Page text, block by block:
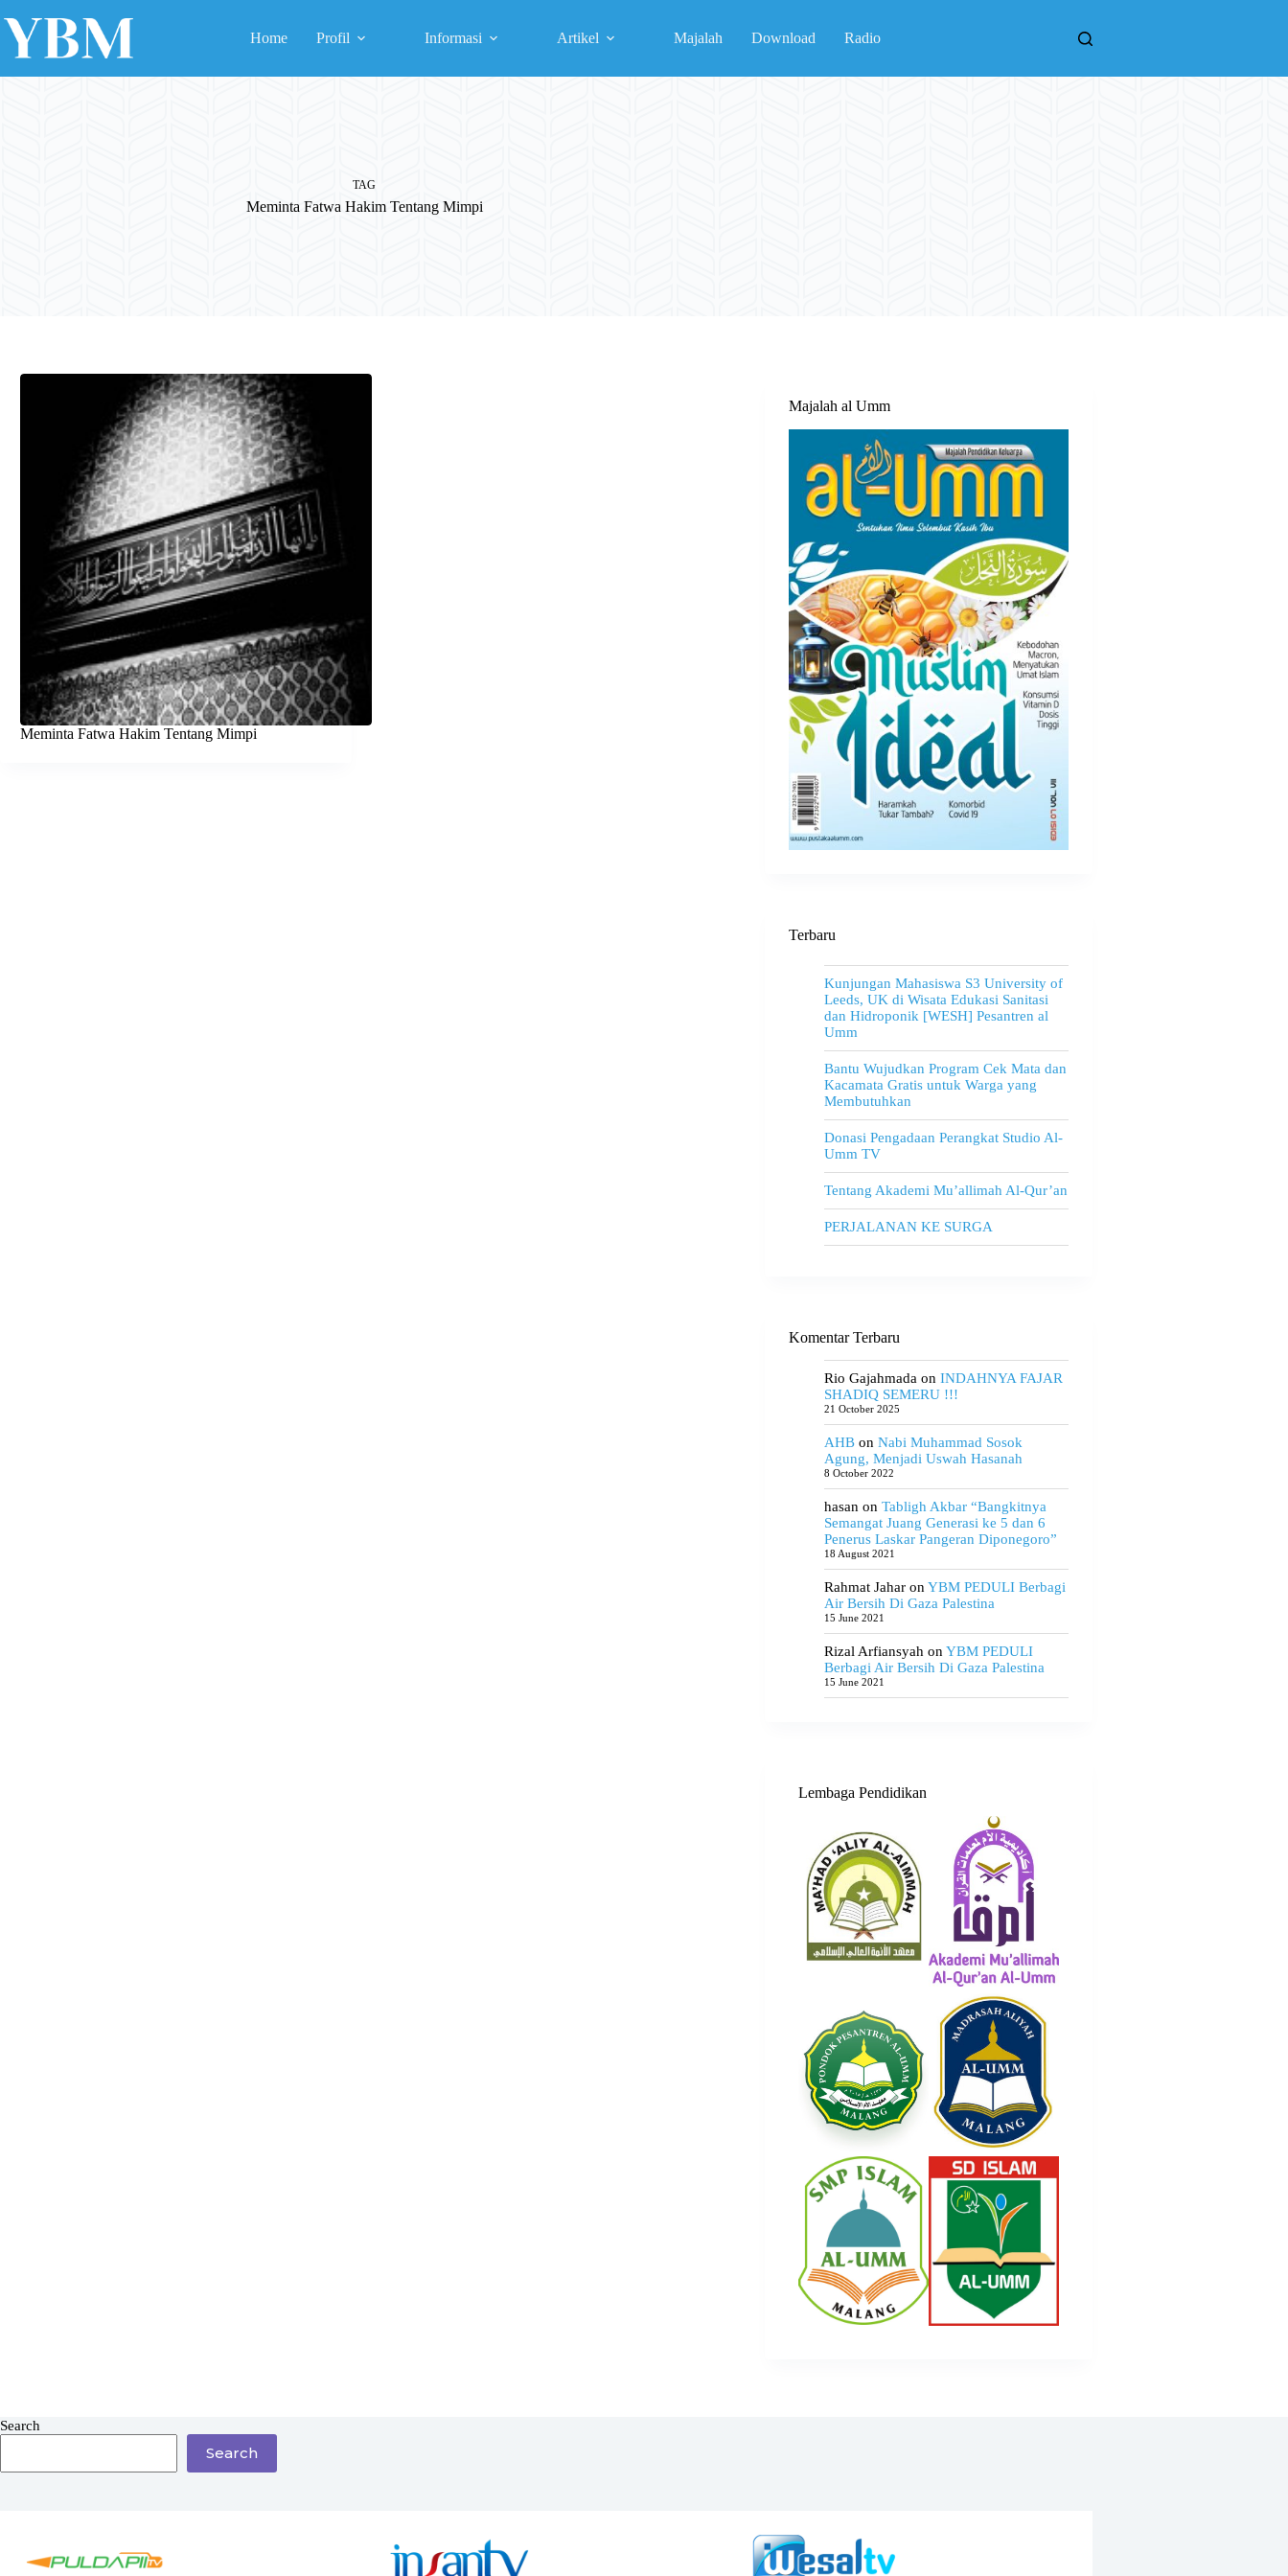
to
content
Home Profil Informasi Artikel Majalah Download Radio
TAG
Meminta Fatwa Hakim Tentang Mimpi
Meminta Fatwa Hakim Tentang Mimpi
Majalah al Umm
Terbaru
Kunjungan Mahasiswa S3 University of
Leeds, UK di Wisata Edukasi Sanitasi
dan Hidroponik [WESH] Pesantren al
Umm
Bantu Wujudkan Program Cek Mata dan
Kacamata Gratis untuk Warga yang
Membutuhkan
Donasi Pengadaan Perangkat Studio Al-
Umm TV
Tentang Akademi Mu’allimah Al-Qur’an
PERJALANAN KE SURGA
Komentar Terbaru
Rio Gajahmadaon INDAHNYA FAJAR
SHADIQ SEMERU !!!
21 October 2025
AHBon Nabi Muhammad Sosok
Agung, Menjadi Uswah Hasanah
8 October 2022
hasanon Tabligh Akbar “Bangkitnya
Semangat Juang Generasi ke 5 dan 6
Penerus Laskar Pangeran Diponegoro”
18 August 2021
Rahmat JaharonYBM PEDULI Berbagi
Air Bersih Di Gaza Palestina
15 June 2021
Rizal ArfiansyahonYBM PEDULI
Berbagi Air Bersih Di Gaza Palestina
15 June 2021
Lembaga Pendidikan
Search
Search